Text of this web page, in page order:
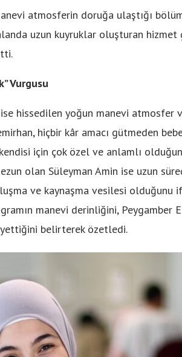
atmosferin doruğa ulaştığı
uzun kuyruklar oluşturan
Vurgusu
hissedilen yoğun manevi atmosfer
hiçbir kâr amacı gütmeden
için çok özel ve anlamlı
olan Süleyman Amin ise uzun
ve kaynaşma vesilesi olduğunu
manevi derinliğini, Peygamber
belirterek özetledi.